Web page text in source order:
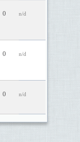
0 n/d
0 n/d
0 n/d